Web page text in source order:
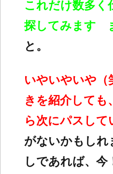
これだけ数多く
探してみます
と。
いやいやいや（
きを紹介しても
ら次にパスし
がないかもしれ
しであれば、